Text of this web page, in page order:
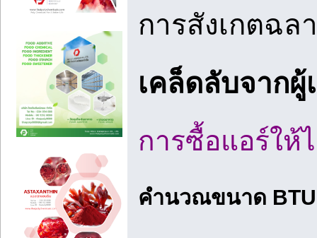
การสังเกตฉล
เคล็ดลับจาก
การซื้อแอร์ให้
คำนวณขนาด